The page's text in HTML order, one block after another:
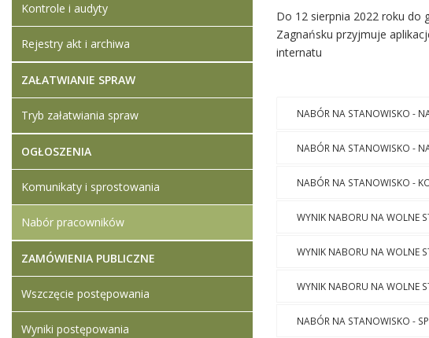
Do 12 sierpnia 2022 roku do
Zagnańsku przyjmuje
internatu
NABÓR NA STANOWISKO -
NABÓR NA STANOWISKO -
NABÓR NA STANOWISKO -
WYNIK NABORU NA WOLNE
WYNIK NABORU NA WOLNE
WYNIK NABORU NA WOLNE
NABÓR NA STANOWISKO -
Kontrole i audyty
Rejestry akt i archiwa
ZAŁATWIANIE SPRAW
Tryb załatwiania spraw
OGŁOSZENIA
Komunikaty i sprostowania
Nabór pracowników
ZAMÓWIENIA PUBLICZNE
Wszczęcie postępowania
Wyniki postępowania